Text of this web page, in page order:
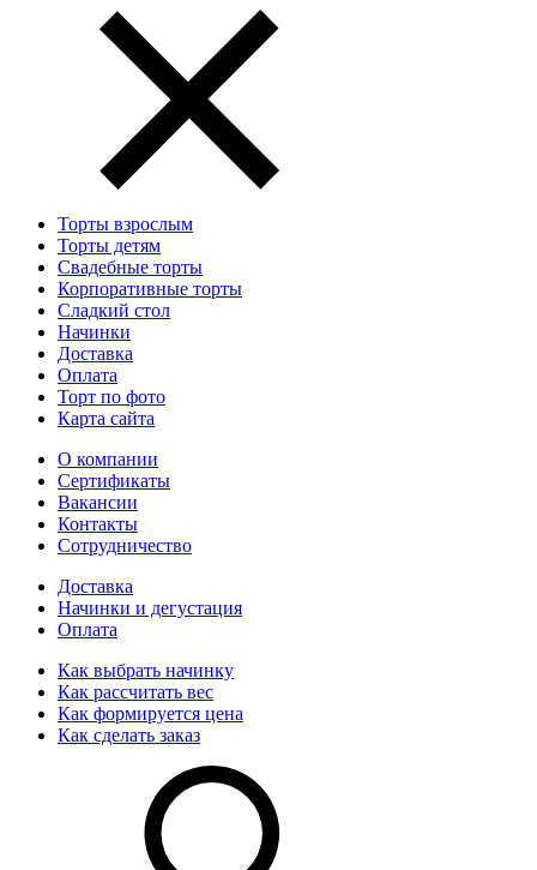
Торты взрослым
Торты детям
Свадебные торты
Корпоративные торты
Сладкий стол
Начинки
Доставка
Оплата
Торт по фото
Карта сайта
О компании
Сертификаты
Вакансии
Контакты
Сотрудничество
Доставка
Начинки и дегустация
Оплата
Как выбрать начинку
Как рассчитать вес
Как формируется цена
Как сделать заказ